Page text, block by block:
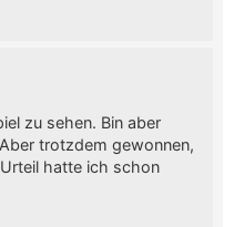
zu sehen. Bin aber
trotzdem gewonnen,
hatte ich schon